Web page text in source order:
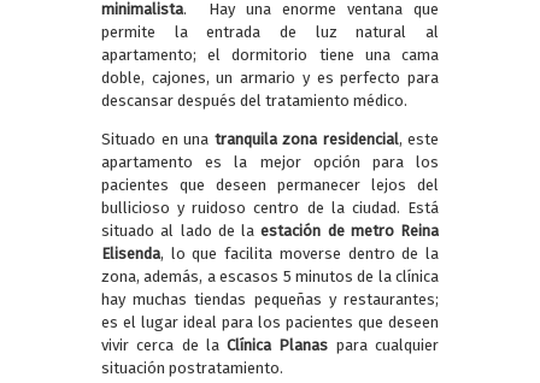
minimalista. Hay una enorme ventana que
permite la entrada de luz natural al
apartamento; el dormitorio tiene una cama
doble, cajones, un armario y es perfecto para
descansar después del tratamiento médico.
Situado en una tranquila zona residencial, este
apartamento es la mejor opción para los
pacientes que deseen permanecer lejos del
bullicioso y ruidoso centro de la ciudad. Está
situado al lado de laestación de metro Reina
Elisenda, lo que facilita moverse dentro de la
zona, además, a escasos 5 minutos de la clínica
hay muchas tiendas pequeñas y restaurantes;
es el lugar ideal para los pacientes que deseen
vivir cerca de laClínica Planas para cualquier
situación postratamiento.